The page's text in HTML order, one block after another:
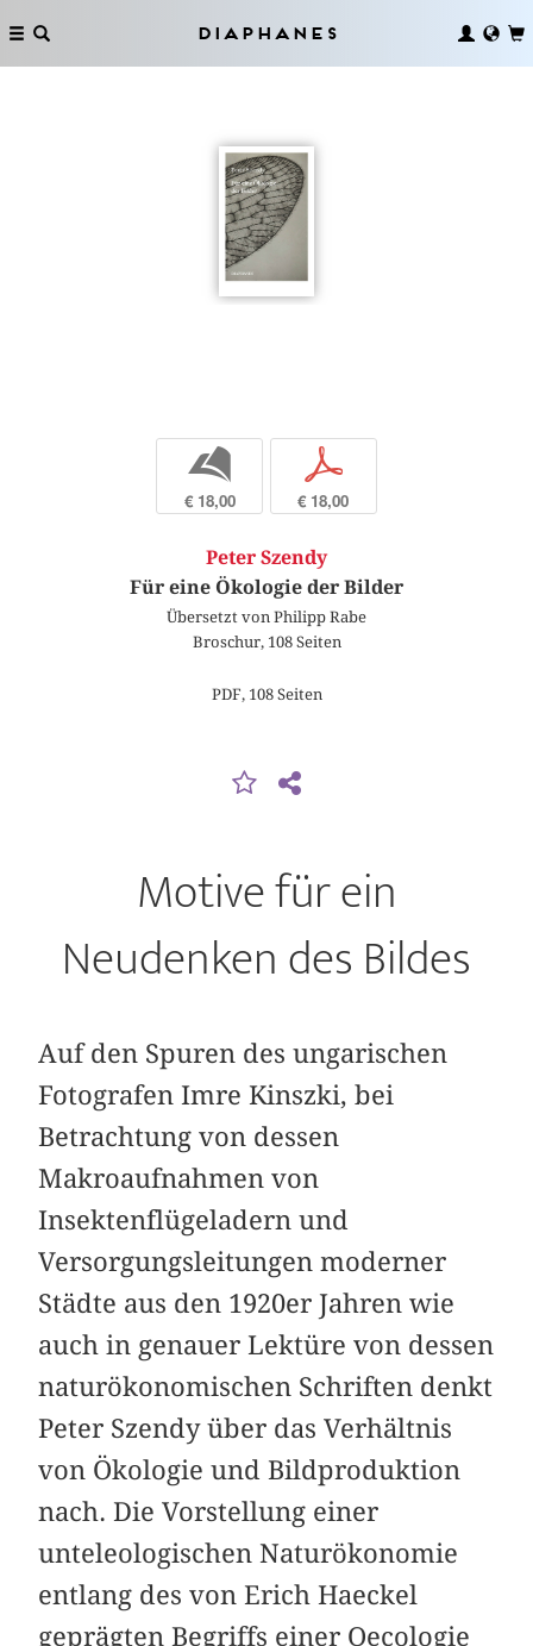
Diaphanes
b
€ 18,00
p
€ 18,00
Peter Szendy
Für eine Ökologie der Bilder
Übersetzt von Philipp Rabe
Broschur, 108 Seiten
PDF, 108 Seiten
Motive für ein
Neudenken des Bildes
Auf den Spuren des ungarischen
Fotografen Imre Kinszki, bei
Betrachtung von dessen
Makroaufnahmen von
Insektenflügeladern und
Versorgungsleitungen moderner
Städte aus den 1920er Jahren wie
auch in genauer Lektüre von dessen
naturökonomischen Schriften denkt
Peter Szendy über das Verhältnis
von Ökologie und Bildproduktion
nach. Die Vorstellung einer
unteleologischen Naturökonomie
entlang des von Erich ­Haeckel
geprägten Begriffs einer Oecologie